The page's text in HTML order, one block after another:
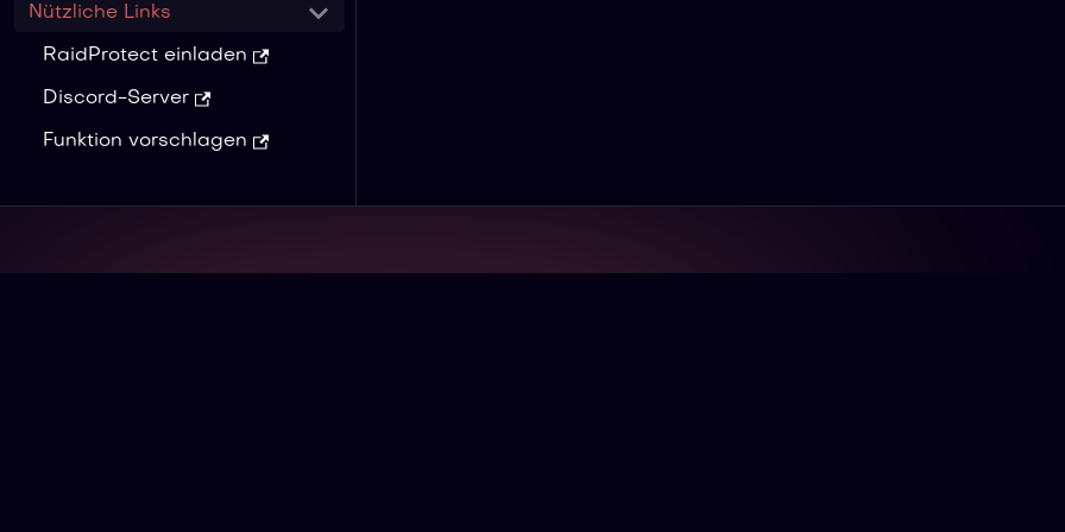
Nützliche Links
RaidProtect einladen
Discord-Server
Funktion vorschlagen